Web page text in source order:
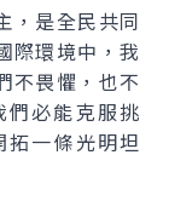
是全民共同
際環境中，我
不畏懼，也不
必能克服挑
一條光明坦